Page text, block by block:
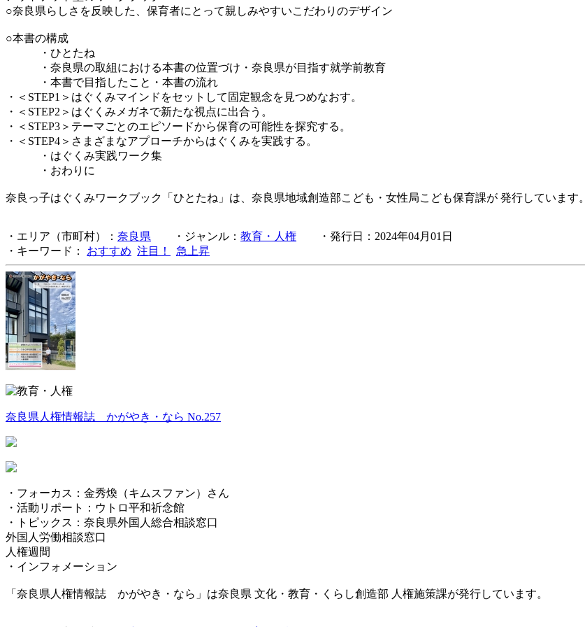
○奈良県らしさを反映した、保育者にとって親しみやすいこだわりのデザイン
○本書の構成
・ひとたね
・奈良県の取組における本書の位置づけ・奈良県が目指す就学前教育
・本書で目指したこと・本書の流れ
・＜STEP1＞はぐくみマインドをセットして固定観念を見つめなおす。
・＜STEP2＞はぐくみメガネで新たな視点に出合う。
・＜STEP3＞テーマごとのエピソードから保育の可能性を探究する。
・＜STEP4＞さまざまなアプローチからはぐくみを実践する。
・はぐくみ実践ワーク集
・おわりに
奈良っ子はぐくみワークブック「ひとたね」は、奈良県地域創造部こども・女性局こども保育課が 発行しています。
・エリア（市町村）： 奈良県 ・ジャンル： 教育・人権
・発行日：2024年04月01日
・キーワード： おすすめ 注目！ 急上昇
奈良県人権情報誌 かがやき・なら No.257
・フォーカス：金秀煥（キムスファン）さん
・活動リポート：ウトロ平和祈念館
・トピックス：奈良県外国人総合相談窓口
外国人労働相談窓口
人権週間
・インフォメーション
「奈良県人権情報誌 かがやき・なら」は奈良県 文化・教育・くらし創造部 人権施策課が発行しています。